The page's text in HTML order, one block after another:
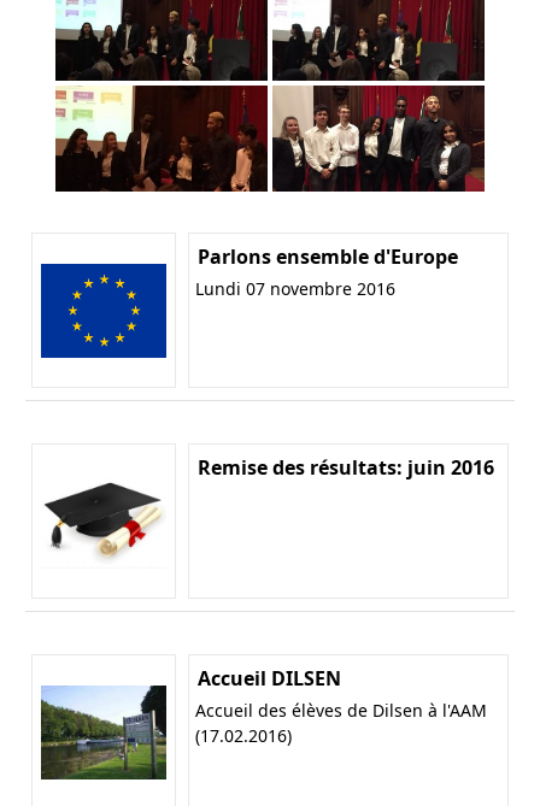
Parlons ensemble d'Europe
Lundi 07 novembre 2016
Remise des résultats: juin 2016
Accueil DILSEN
Accueil des élèves de Dilsen à l'AAM
(17.02.2016)